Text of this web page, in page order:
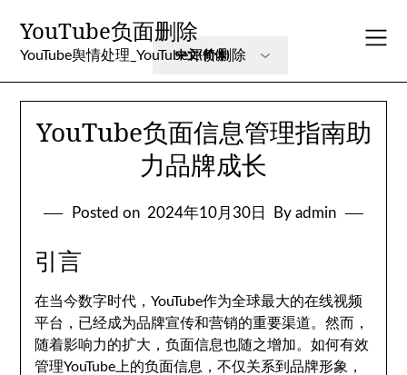
content
YouTube负面删除
YouTube舆情处理_YouTube评价删除
YouTube负面信息管理指南助
力品牌成长
Posted on 2024年10月30日 By admin
引言
在当今数字时代，YouTube作为全球最大的在线视频
平台，已经成为品牌宣传和营销的重要渠道。然而，
随着影响力的扩大，负面信息也随之增加。如何有效
管理YouTube上的负面信息，不仅关系到品牌形象，